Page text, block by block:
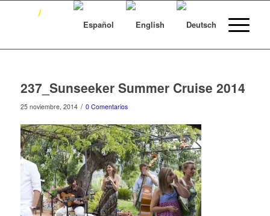
237_Sunseeker Summer Cruise 2014
25 noviembre, 2014 / 0 Comentarios